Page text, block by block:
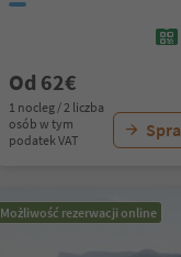
Od 62€
1 nocleg / 2 liczba
osób w tym
podatek VAT
Możliwość rezerwacji online